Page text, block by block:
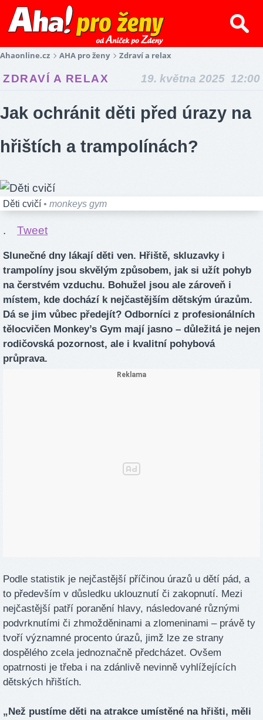
Ahaonline.cz AHA pro ženy Zdraví a relax
19. května 2025 12:00
ZDRAVÍ A RELAX
Jak ochránit děti před úrazy na
hřištích a trampolínách?
Děti cvičí • monkeys gym
. Tweet
Slunečné dny lákají děti ven. Hřiště, skluzavky i
trampolíny jsou skvělým způsobem, jak si užít pohyb
na čerstvém vzduchu. Bohužel jsou ale zároveň i
místem, kde dochází k nejčastějším dětským úrazům.
Dá se jim vůbec předejít? Odborníci z profesionálních
tělocvičen Monkey’s Gym mají jasno – důležitá je nejen
rodičovská pozornost, ale i kvalitní pohybová
průprava.
Podle statistik je nejčastější příčinou úrazů u dětí pád, a
to především v důsledku uklouznutí či zakopnutí. Mezi
nejčastější patří poranění hlavy, následované různými
podvrknutími či zhmožděninami a zlomeninami – právě ty
tvoří významné procento úrazů, jimž lze ze strany
dospělého zcela jednoznačně předcházet. Ovšem
opatrnosti je třeba i na zdánlivě nevinně vyhlížejících
dětských hřištích.
„Než pustíme děti na atrakce umístěné na hřišti, měli